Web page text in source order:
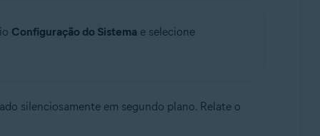
Configuração do Sistemae selecione
silenciosamente em segundo plano. Relate o